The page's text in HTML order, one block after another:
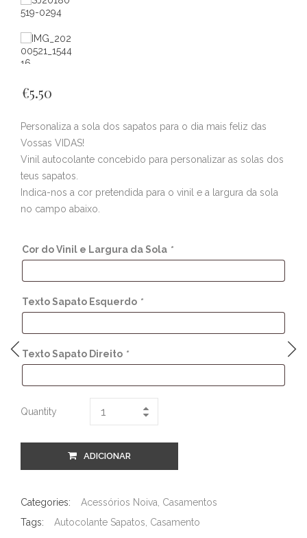
€5.50
Personaliza a sola dos sapatos para o dia mais feliz das
Vossas VIDAS!
Vinil autocolante concebido para personalizar as solas dos
teus sapatos.
Indica-nos a cor pretendida para o vinil e a largura da sola
no campo abaixo.
Cor do Vinil e Largura da Sola *
Texto Sapato Esquerdo *
Texto Sapato Direito *
Quantity
ADICIONAR
Categories: Acessórios Noiva Casamentos
Tags:
Autocolante Sapatos Casamento